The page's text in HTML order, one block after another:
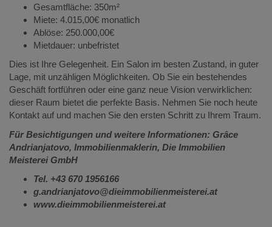
Gesamtfläche: 350m²
Miete: 4.015,00€ monatlich
Ablöse: 250.000,00€
Mietdauer: unbefristet
Dies ist Ihre Gelegenheit. Ein Salon im besten Zustand, in guter
Lage, mit unzähligen Möglichkeiten. Ob Sie ein bestehendes
Geschäft fortführen oder eine ganz neue Vision verwirklichen:
dieser Raum bietet die perfekte Basis. Nehmen Sie noch heute
Kontakt auf und machen Sie den ersten Schritt zu Ihrem Traum.
Für Besichtigungen und weitere Informationen: Grâce
Andrianjatovo, Immobilienmaklerin, Die Immobilien
Meisterei GmbH
Tel. +43 670 1956166
g.andrianjatovo@dieimmobilienmeisterei.at
www.dieimmobilienmeisterei.at